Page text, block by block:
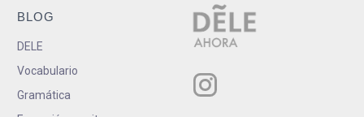
BLOG
DELE
Vocabulario
Gramática